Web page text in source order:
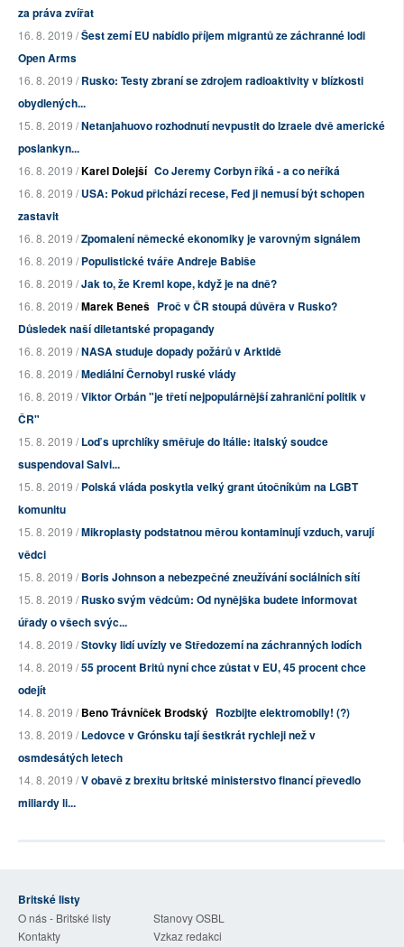
za práva zvířat
16. 8. 2019 /Šest zemí EU nabídlo příjem migrantů ze záchranné lodi
Open Arms
16. 8. 2019 /Rusko: Testy zbraní se zdrojem radioaktivity v blízkosti
obydlených...
15. 8. 2019 /Netanjahuovo rozhodnutí nevpustit do Izraele dvě americké
poslankyn...
16. 8. 2019 /Karel Dolejší Co Jeremy Corbyn říká - a co neříká
16. 8. 2019 /USA: Pokud přichází recese, Fed ji nemusí být schopen
zastavit
16. 8. 2019 /Zpomalení německé ekonomiky je varovným signálem
16. 8. 2019 /Populistické tváře Andreje Babiše
16. 8. 2019 /Jak to, že Kreml kope, když je na dně?
16. 8. 2019 /Marek Beneš Proč v ČR stoupá důvěra v Rusko?
Důsledek naší diletantské propagandy
16. 8. 2019 /NASA studuje dopady požárů v Arktidě
16. 8. 2019 /Mediální Černobyl ruské vlády
16. 8. 2019 /Viktor Orbán "je třetí nejpopulárnější zahraniční politik v
ČR"
15. 8. 2019 /Loď s uprchlíky směřuje do Itálie: italský soudce
suspendoval Salvi...
15. 8. 2019 /Polská vláda poskytla velký grant útočníkům na LGBT
komunitu
15. 8. 2019 /Mikroplasty podstatnou měrou kontaminují vzduch, varují
vědci
15. 8. 2019 /Boris Johnson a nebezpečné zneužívání sociálních sítí
15. 8. 2019 /Rusko svým vědcům: Od nynějška budete informovat
úřady o všech svýc...
14. 8. 2019 /Stovky lidí uvízly ve Středozemí na záchranných lodích
14. 8. 2019 /55 procent Britů nyní chce zůstat v EU, 45 procent chce
odejít
14. 8. 2019 /Beno Trávníček Brodský Rozbijte elektromobily! (?)
13. 8. 2019 /Ledovce v Grónsku tají šestkrát rychleji než v
osmdesátých letech
14. 8. 2019 /V obavě z brexitu britské ministerstvo financí převedlo
miliardy li...
Britské listy
O nás - Britské listy
Stanovy OSBL
Kontakty
Vzkaz redakci